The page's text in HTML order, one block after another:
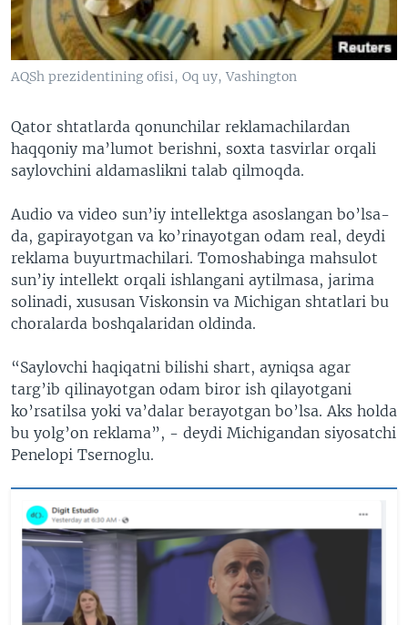
AQSh prezidentining ofisi, Oq uy, Vashington
Qator shtatlarda qonunchilar reklamachilardan
haqqoniy ma’lumot berishni, soxta tasvirlar orqali
saylovchini aldamaslikni talab qilmoqda.
Audio va video sun’iy intellektga asoslangan bo’lsa-
da, gapirayotgan va ko’rinayotgan odam real, deydi
reklama buyurtmachilari. Tomoshabinga mahsulot
sun’iy intellekt orqali ishlangani aytilmasa, jarima
solinadi, xususan Viskonsin va Michigan shtatlari bu
choralarda boshqalaridan oldinda.
“Saylovchi haqiqatni bilishi shart, ayniqsa agar
targ’ib qilinayotgan odam biror ish qilayotgani
ko’rsatilsa yoki va’dalar berayotgan bo’lsa. Aks holda
bu yolg’on reklama”, - deydi Michigandan siyosatchi
Penelopi Tsernoglu.